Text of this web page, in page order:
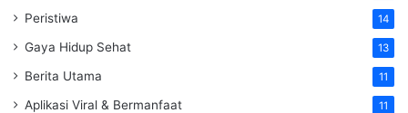
Peristiwa 14
Gaya Hidup Sehat 13
Berita Utama 11
Aplikasi Viral & Bermanfaat 11